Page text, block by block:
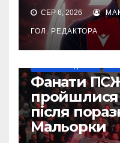
СЕР 6, 2026
ГОЛ. РЕДАКТОРА
Фанати
пройшлися
після
Мальорки